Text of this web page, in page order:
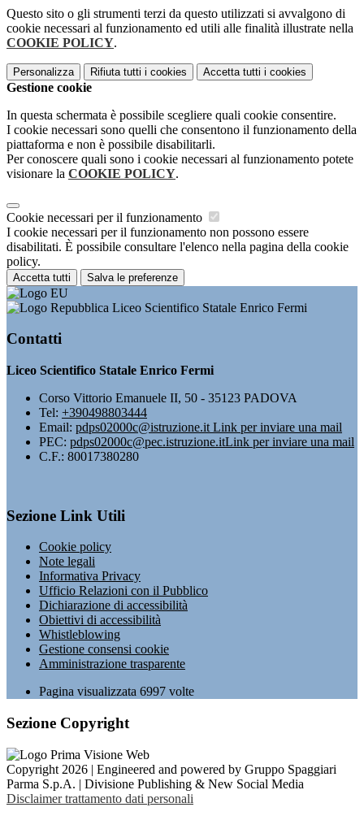
Questo sito o gli strumenti terzi da questo utilizzati si avvalgono di
cookie necessari al funzionamento ed utili alle finalità illustrate nella
COOKIE POLICY.
Personalizza Rifiuta tutti i cookies Accetta tutti i cookies
Gestione cookie
In questa schermata è possibile scegliere quali cookie consentire.
I cookie necessari sono quelli che consentono il funzionamento della
piattaforma e non è possibile disabilitarli.
Per conoscere quali sono i cookie necessari al funzionamento potete
visionare la COOKIE POLICY.
Cookie necessari per il funzionamento
I cookie necessari per il funzionamento non possono essere
disabilitati. È possibile consultare l'elenco nella pagina della cookie
policy.
Accetta tutti Salva le preferenze
Liceo Scientifico Statale Enrico Fermi
Contatti
Liceo Scientifico Statale Enrico Fermi
Corso Vittorio Emanuele II, 50 - 35123 PADOVA
Tel: +390498803444
Email: pdps02000c@istruzione.it Link per inviare una mail
PEC: pdps02000c@pec.istruzione.itLink per inviare una mail
C.F.: 80017380280
Sezione Link Utili
Cookie policy
Note legali
Informativa Privacy
Ufficio Relazioni con il Pubblico
Dichiarazione di accessibilità
Obiettivi di accessibilità
Whistleblowing
Gestione consensi cookie
Amministrazione trasparente
Pagina visualizzata 6997 volte
Sezione Copyright
Copyright 2026 | Engineered and powered by Gruppo Spaggiari
Parma S.p.A. | Divisione Publishing & New Social Media
Disclaimer trattamento dati personali